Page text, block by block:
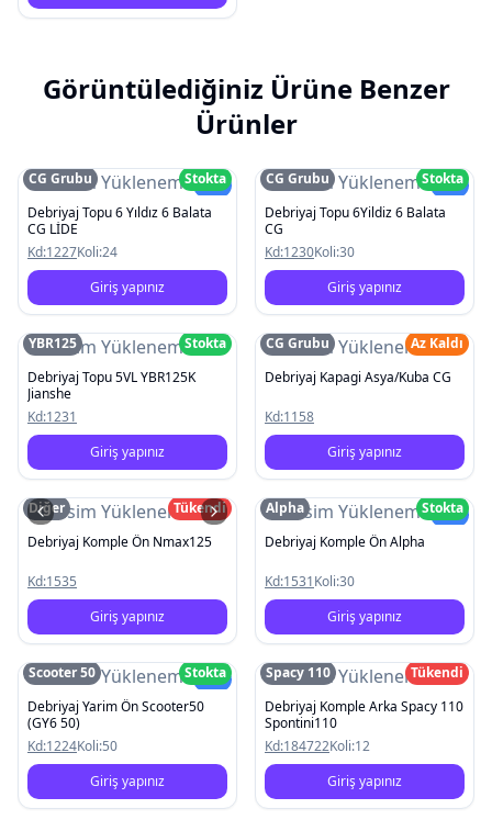
Görüntülediğiniz Ürüne Benzer
Ürünler
Resim YüklenemediYeni
CG Grubu
Stokta
Debriyaj Topu 6 Yıldız 6 Balata
CG LİDE
Kd:1227Koli:24
Giriş yapınız
Resim YüklenemediYeni
CG Grubu
Stokta
Debriyaj Topu 6Yildiz 6 Balata
CG
Kd:1230Koli:30
Giriş yapınız
Resim Yüklenemedi
YBR125
Stokta
Debriyaj Topu 5VL YBR125K
Jianshe
Kd:1231
Giriş yapınız
Resim Yüklenemedi
CG Grubu
Az Kaldı
Debriyaj Kapagi Asya/Kuba CG
Kd:1158
Giriş yapınız
Resim Yüklenemedi
Diğer
Tükendi
Debriyaj Komple Ön Nmax125
Kd:1535
Giriş yapınız
Resim YüklenemediYeni
Alpha
Stokta
Debriyaj Komple Ön Alpha
Kd:1531Koli:30
Giriş yapınız
Resim YüklenemediYeni
Scooter 50
Stokta
Debriyaj Yarim Ön Scooter50
(GY6 50)
Kd:1224Koli:50
Giriş yapınız
Resim Yüklenemedi
Spacy 110
Tükendi
Debriyaj Komple Arka Spacy 110
Spontini110
Kd:184722Koli:12
Giriş yapınız